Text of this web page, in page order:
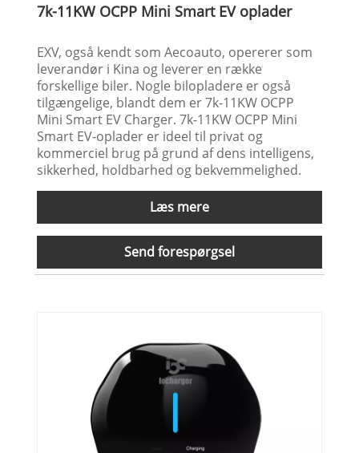
7k-11KW OCPP Mini Smart EV oplader
EXV, også kendt som Aecoauto, opererer som
leverandør i Kina og leverer en række
forskellige biler. Nogle bilopladere er også
tilgængelige, blandt dem er 7k-11KW OCPP
Mini Smart EV Charger. 7k-11KW OCPP Mini
Smart EV-oplader er ideel til privat og
kommerciel brug på grund af dens intelligens,
sikkerhed, holdbarhed og bekvemmelighed.
Læs mere
Send forespørgsel